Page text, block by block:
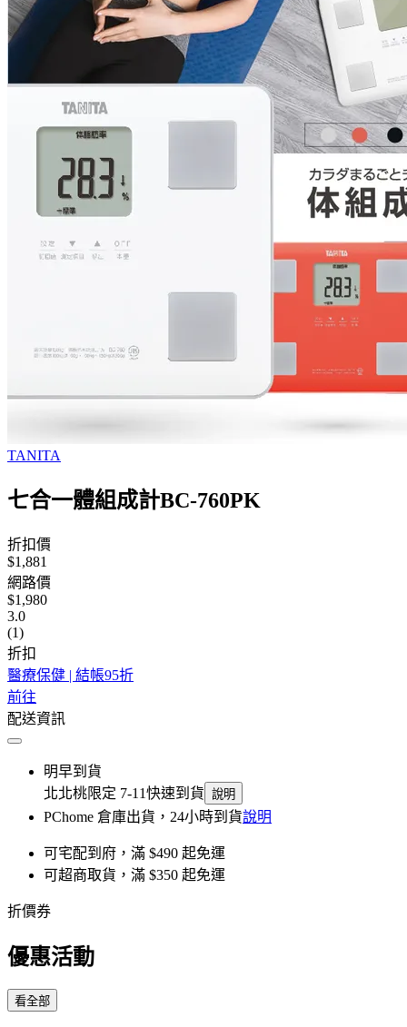
TANITA
七合一體組成計BC-760PK
折扣價
$1,881
網路價
$1,980
3.0
(1)
折扣
醫療保健 | 結帳95折
前往
配送資訊
明早到貨
北北桃限定 7-11快速到貨 說明
PChome 倉庫出貨，24小時到貨說明
可宅配到府，滿 $490 起免運
可超商取貨，滿 $350 起免運
折價券
優惠活動
看全部